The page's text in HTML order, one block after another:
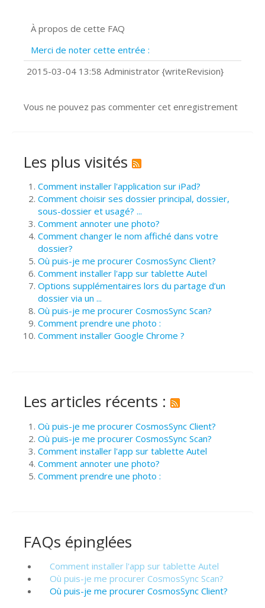
Prise de vue 360°
?
Comment installer Google Chrome ?
À propos de cette FAQ
Merci de noter cette entrée :
2015-03-04 13:58 Administrator {writeRevision}
Vous ne pouvez pas commenter cet enregistrement
Les plus visités
Comment installer l'application sur iPad?
Comment choisir ses dossier principal, dossier,
sous-dossier et usagé? ...
Comment annoter une photo?
Comment changer le nom affiché dans votre
dossier?
Où puis-je me procurer CosmosSync Client?
Comment installer l'app sur tablette Autel
Options supplémentaires lors du partage d’un
dossier via un ...
Où puis-je me procurer CosmosSync Scan?
Comment prendre une photo :
Comment installer Google Chrome ?
Les articles récents :
Où puis-je me procurer CosmosSync Client?
Où puis-je me procurer CosmosSync Scan?
Comment installer l'app sur tablette Autel
Comment annoter une photo?
Comment prendre une photo :
FAQs épinglées
Comment installer l'app sur tablette Autel
Où puis-je me procurer CosmosSync Scan?
Où puis-je me procurer CosmosSync Client?